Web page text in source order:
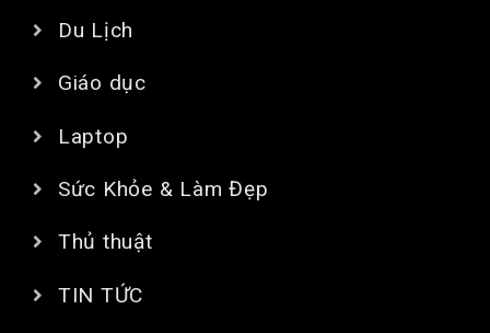
Du Lịch
Giáo dục
Laptop
Sức Khỏe & Làm Đẹp
Thủ thuật
TIN TỨC